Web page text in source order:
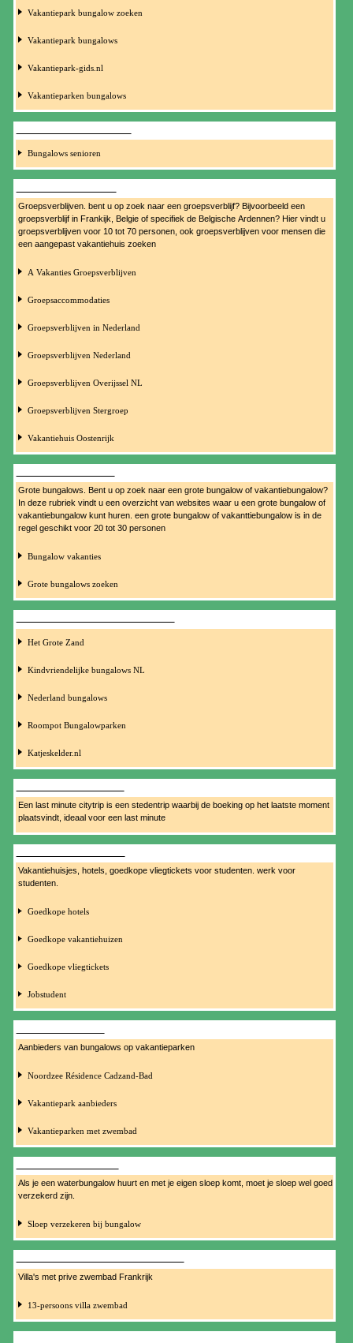
Vakantiepark bungalow zoeken
Vakantiepark bungalows
Vakantiepark-gids.nl
Vakantieparken bungalows
Bungalows senioren
Groepsverblijven. bent u op zoek naar een groepsverblijf? Bijvoorbeeld een
groepsverblijf in Frankijk, Belgie of specifiek de Belgische Ardennen? Hier vindt u
groepsverblijven voor 10 tot 70 personen, ook groepsverblijven voor mensen die
een aangepast vakantiehuis zoeken
A Vakanties Groepsverblijven
Groepsaccommodaties
Groepsverblijven in Nederland
Groepsverblijven Nederland
Groepsverblijven Overijssel NL
Groepsverblijven Stergroep
Vakantiehuis Oostenrijk
Grote bungalows. Bent u op zoek naar een grote bungalow of vakantiebungalow?
In deze rubriek vindt u een overzicht van websites waar u een grote bungalow of
vakantiebungalow kunt huren. een grote bungalow of vakanttiebungalow is in de
regel geschikt voor 20 tot 30 personen
Bungalow vakanties
Grote bungalows zoeken
Het Grote Zand
Kindvriendelijke bungalows NL
Nederland bungalows
Roompot Bungalowparken
Katjeskelder.nl
Een last minute citytrip is een stedentrip waarbij de boeking op het laatste moment
plaatsvindt, ideaal voor een last minute
Vakantiehuisjes, hotels, goedkope vliegtickets voor studenten. werk voor
studenten.
Goedkope hotels
Goedkope vakantiehuizen
Goedkope vliegtickets
Jobstudent
Aanbieders van bungalows op vakantieparken
Noordzee Résidence Cadzand-Bad
Vakantiepark aanbieders
Vakantieparken met zwembad
Als je een waterbungalow huurt en met je eigen sloep komt, moet je sloep wel goed
verzekerd zijn.
Sloep verzekeren bij bungalow
Villa's met prive zwembad Frankrijk
13-persoons villa zwembad